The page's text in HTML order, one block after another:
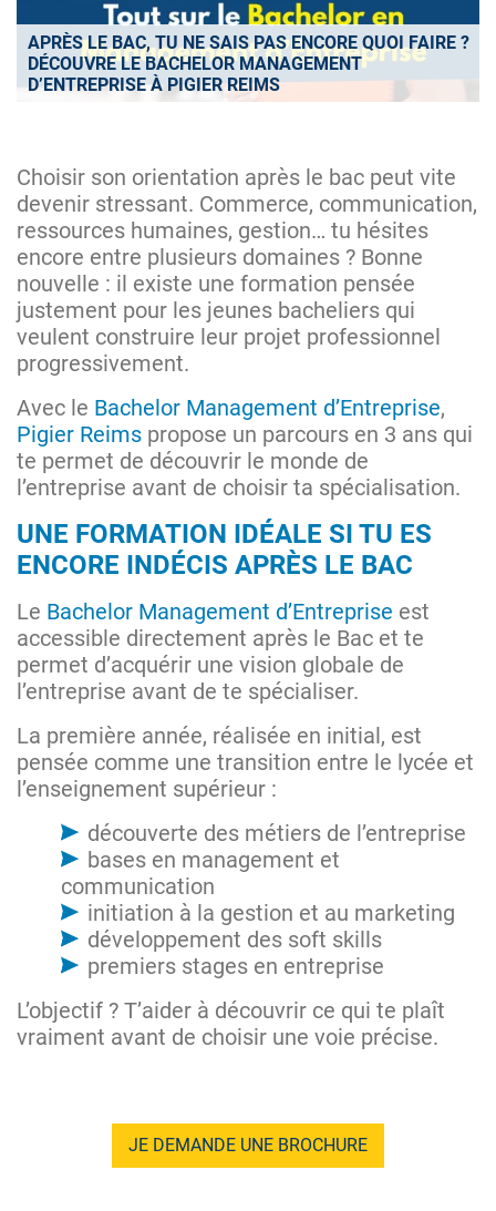
APRÈS LE BAC, TU NE SAIS PAS ENCORE QUOI FAIRE ?
DÉCOUVRE LE BACHELOR MANAGEMENT
D’ENTREPRISE À PIGIER REIMS
Choisir son orientation après le bac peut vite
devenir stressant. Commerce, communication,
ressources humaines, gestion… tu hésites
encore entre plusieurs domaines ? Bonne
nouvelle : il existe une formation pensée
justement pour les jeunes bacheliers qui
veulent construire leur projet professionnel
progressivement.
Avec le Bachelor Management d’Entreprise,
Pigier Reims propose un parcours en 3 ans qui
te permet de découvrir le monde de
l’entreprise avant de choisir ta spécialisation.
UNE FORMATION IDÉALE SI TU ES
ENCORE INDÉCIS APRÈS LE BAC
Le Bachelor Management d’Entreprise est
accessible directement après le Bac et te
permet d’acquérir une vision globale de
l’entreprise avant de te spécialiser.
La première année, réalisée en initial, est
pensée comme une transition entre le lycée et
l’enseignement supérieur :
découverte des métiers de l’entreprise
bases en management et
communication
initiation à la gestion et au marketing
développement des soft skills
premiers stages en entreprise
L’objectif ? T’aider à découvrir ce qui te plaît
vraiment avant de choisir une voie précise.
JE DEMANDE UNE BROCHURE